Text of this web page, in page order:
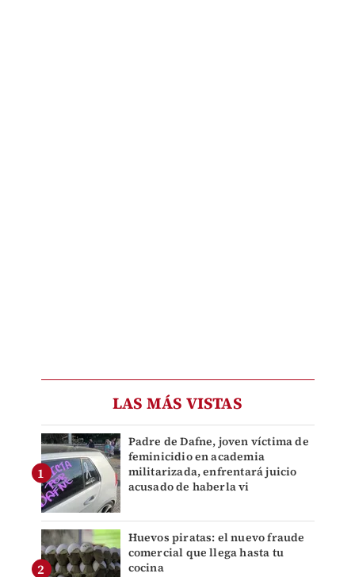
LAS MÁS VISTAS
Padre de Dafne, joven víctima de
feminicidio en academia
militarizada, enfrentará juicio
acusado de haberla vi
Huevos piratas: el nuevo fraude
comercial que llega hasta tu
cocina